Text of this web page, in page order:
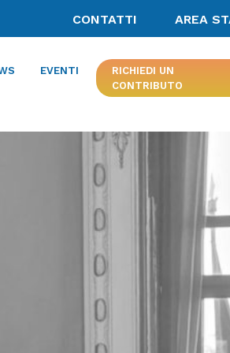
CONTATTI AREA
EVENTI
RICHIEDI UN
CONTRIBUTO
dei progetti per i